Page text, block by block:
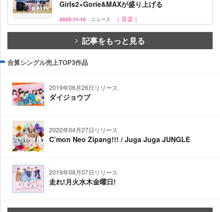
Girls2×Gorie&MAXが盛り上げる
2025-11-10 ニュース ｜音楽｜
記事をもっと見る
合算シングル売上TOP3作品
2019年06月26日リリース
ダイジョウブ
2022年04月27日リリース
C’mon Neo Zipang!!! / Juga Juga JUNGLE
2019年08月07日リリース
走れ!月火水木金曜日!